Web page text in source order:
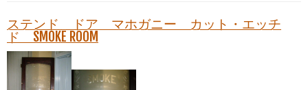
ステンド ドア マホガニー カット・エッチ
ド SMOKE ROOM